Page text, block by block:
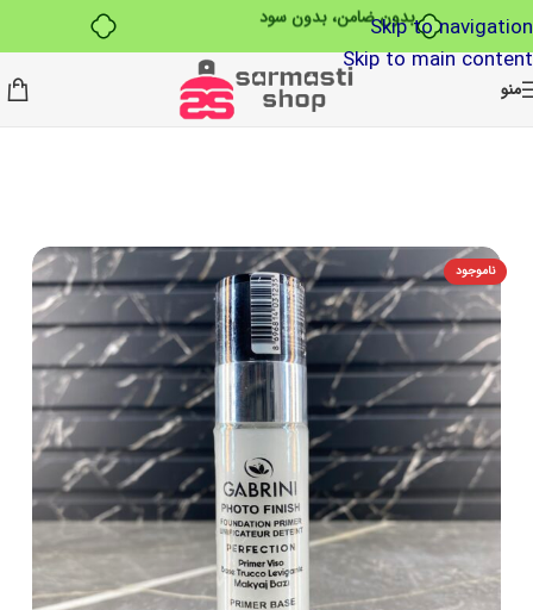
بدون ضامن، بدون سودSkip to navigation
Skip to main content
منو
ناموجود